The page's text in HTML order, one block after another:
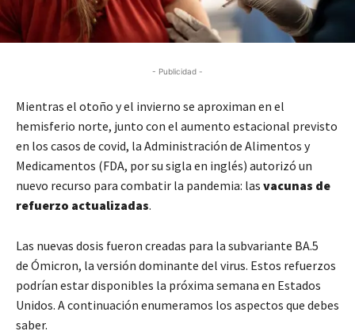
- Publicidad -
Mientras el otoño y el invierno se aproximan en el
hemisferio norte, junto con el aumento estacional previsto
en los casos de covid, la Administración de Alimentos y
Medicamentos (FDA, por su sigla en inglés) autorizó un
nuevo recurso para combatir la pandemia: las vacunas de
refuerzo actualizadas.
Las nuevas dosis fueron creadas para la subvariante BA.5
de Ómicron, la versión dominante del virus. Estos refuerzos
podrían estar disponibles la próxima semana en Estados
Unidos. A continuación enumeramos los aspectos que debes
saber.